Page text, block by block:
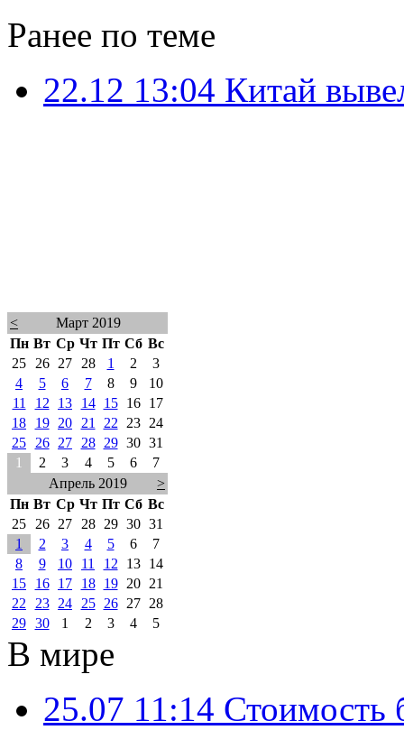
Ранее по теме
22.12 13:04 Китай
<
Март 2019
Пн Вт Ср Чт Пт Сб Вс
25
26 27 28 1 2
3
4
5 6 7 8 9
10
11
12 13 14 15 16
17
18
19 20 21 22 23
24
25
26 27 28 29 30 31
1
2 3 4 5 6
7
Апрель 2019
>
Пн Вт Ср Чт Пт Сб Вс
25
26 27 28 29 30 31
1
2 3 4 5 6
7
8
9 10 11 12 13
14
15
16 17 18 19 20
21
22
23 24 25 26 27
28
29 30 1 2 3 4 5
В мире
25.07 11:14 Стоимость